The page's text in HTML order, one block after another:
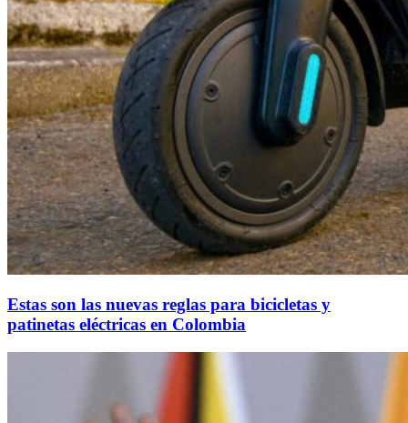
Estas son las nuevas reglas para bicicletas y
patinetas eléctricas en Colombia